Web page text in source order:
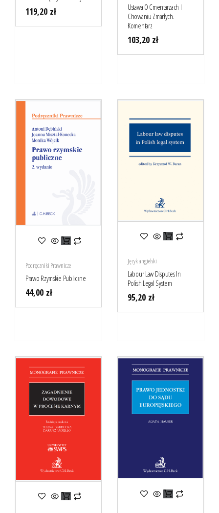
119,20 zł
Ustawa O Cmentarzach I
Chowaniu Zmarłych.
Komentarz
103,20 zł
Podręczniki Prawnicze
Prawo Rzymskie Publiczne
44,00 zł
Język angielski
Labour Law Disputes In
Polish Legal System
95,20 zł